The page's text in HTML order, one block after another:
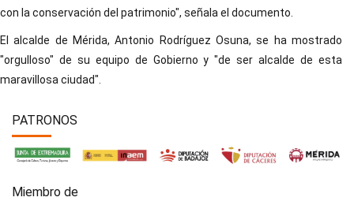
con la conservación del patrimonio", señala el documento.
El alcalde de Mérida, Antonio Rodríguez Osuna, se ha mostrado
"orgulloso" de su equipo de Gobierno y "de ser alcalde de esta
maravillosa ciudad".
PATRONOS
Miembro de